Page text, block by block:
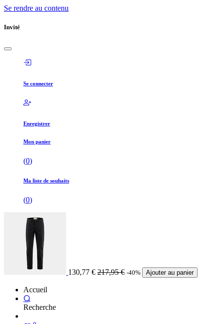
Se rendre au contenu
Invité
Se connecter
Enregistrer
Mon panier
(0)
Ma liste de souhaits
(0)
130,77 € 217,95€ -40% Ajouter au panier
Accueil
Recherche